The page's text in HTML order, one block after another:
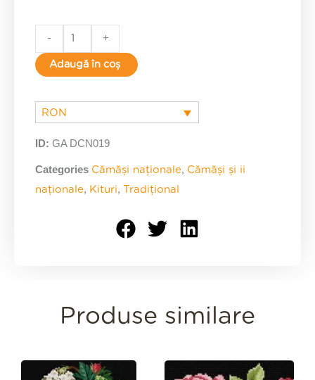
Cămașă
națională
-
quantity
- +
Adaugă în coș
RON
ID: GA DCN019
Categories Cămăși naționale, Cămăși și ii
naționale, Kituri, Tradițional
Produse similare